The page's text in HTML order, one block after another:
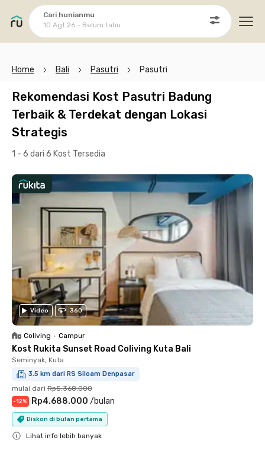
Cari hunianmu
10 Agt 26 - Belum tahu
Home Bali Pasutri Pasutri
Rekomendasi Kost Pasutri Badung
Terbaik & Terdekat dengan Lokasi
Strategis
1 - 6 dari 6 Kost Tersedia
Video 360
Coliving • Campur
Kost Rukita Sunset Road Coliving Kuta Bali
Seminyak, Kuta
3.5 km dari RS Siloam Denpasar
mulai dari Rp5.368.000
-12% Rp4.688.000 /bulan
Diskon di bulan pertama
Lihat info lebih banyak